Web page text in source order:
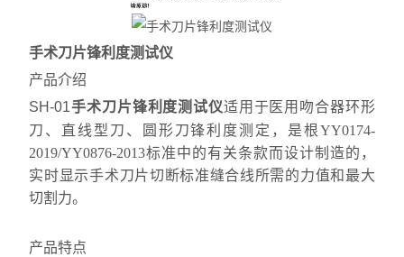
手术刀片锋利度测试仪
产品介绍
SH-01手术刀片锋利度测试仪适用于医用吻合器环形
刀、直线型刀、圆形刀锋利度测定，是根YY0174-
2019/YY0876-2013标准中的有关条款而设计制造的，
实时显示手术刀片切断标准缝合线所需的力值和最大
切割力。
产品特点